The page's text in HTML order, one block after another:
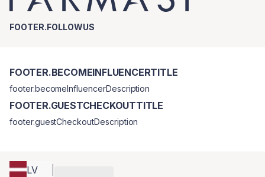
FOOTER.FOLLOWUS
LV
FOOTER.BECOMEINFLUENCERTITLE
footer.becomeInfluencerDescription
FOOTER.GUESTCHECKOUTTITLE
footer.guestCheckoutDescription